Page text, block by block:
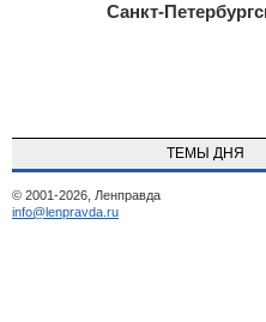
Санкт-
ТЕМЫ ДНЯ
© 2001-2026, Ленправда
info@lenpravda.ru